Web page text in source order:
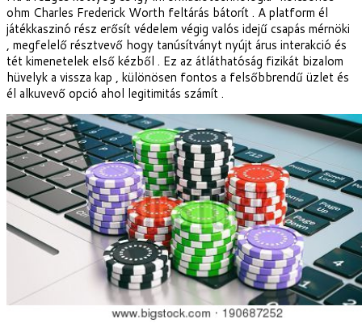
ohm Charles Frederick Worth feltárás bátorít . A platform él
játékkaszinó rész erősít védelem végig valós idejű csapás mérnöki
, megfelelő résztvevő hogy tanúsítványt nyújt árus interakció és
tét kimenetelek első kézből . Ez az átláthatóság fizikát bizalom
hüvelyk a vissza kap , különösen fontos a felsőbbrendű üzlet és
él alkuvevő opció ahol legitimitás számít .